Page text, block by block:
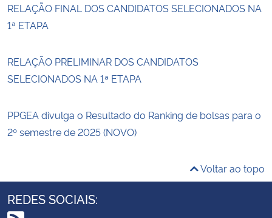
RELAÇÃO FINAL DOS CANDIDATOS SELECIONADOS NA
1ª ETAPA
RELAÇÃO PRELIMINAR DOS CANDIDATOS
SELECIONADOS NA 1ª ETAPA
PPGEA divulga o Resultado do Ranking de bolsas para o
2º semestre de 2025 (NOVO)
Voltar ao topo
REDES SOCIAIS: